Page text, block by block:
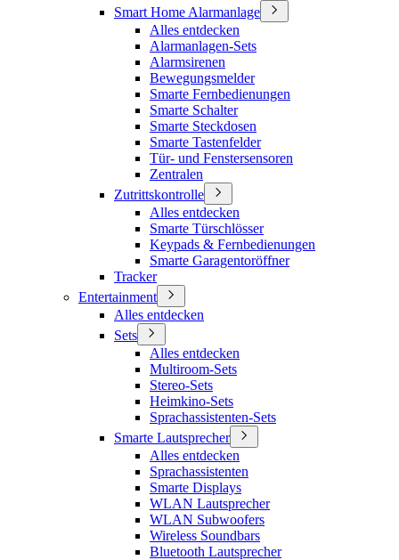
Smart Home Alarmanlage
Alles entdecken
Alarmanlagen-Sets
Alarmsirenen
Bewegungsmelder
Smarte Fernbedienungen
Smarte Schalter
Smarte Steckdosen
Smarte Tastenfelder
Tür- und Fenstersensoren
Zentralen
Zutrittskontrolle
Alles entdecken
Smarte Türschlösser
Keypads & Fernbedienungen
Smarte Garagentoröffner
Tracker
Entertainment
Alles entdecken
Sets
Alles entdecken
Multiroom-Sets
Stereo-Sets
Heimkino-Sets
Sprachassistenten-Sets
Smarte Lautsprecher
Alles entdecken
Sprachassistenten
Smarte Displays
WLAN Lautsprecher
WLAN Subwoofers
Wireless Soundbars
Bluetooth Lautsprecher